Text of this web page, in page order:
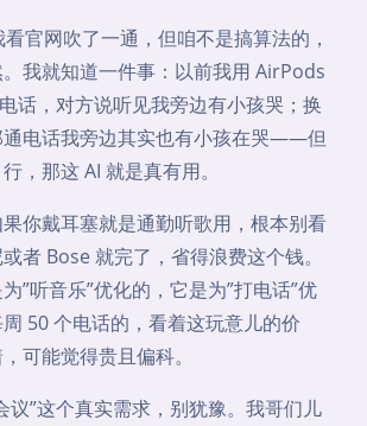
官网吹了一通，但咱不是搞算法的，
我就知道一件事：以前我用 AirPods
话，对方说听见我旁边有小孩哭；换
通电话我旁边其实也有小孩在哭——但
，那这 AI 就是真有用。
你戴耳塞就是通勤听歌用，根本别看
者 Bose 就完了，省得浪费这个钱。
”听音乐”优化的，它是为”打电话”优
50 个电话的，看着这玩意儿的价
可能觉得贵且偏科。
议”这个真实需求，别犹豫。我哥们儿